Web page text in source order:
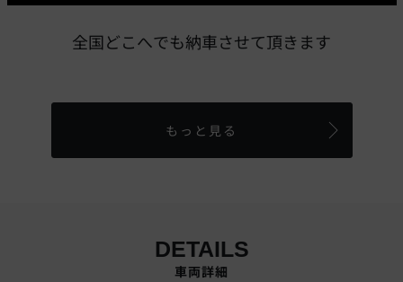
全国どこへでも納車させて頂きます
もっと見る
DETAILS
車両詳細